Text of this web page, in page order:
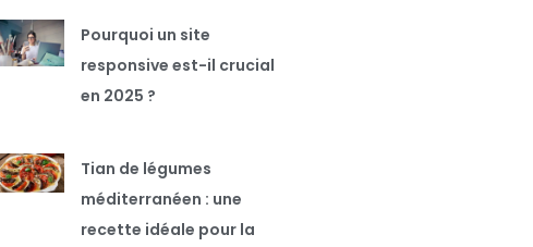
Pourquoi un site
responsive est-il crucial
en 2025 ?
Tian de légumes
méditerranéen : une
recette idéale pour la